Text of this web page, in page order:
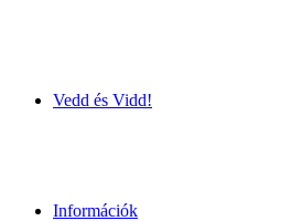
Vedd és Vidd!
Információk